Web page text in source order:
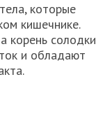
которые
кишечнике.
корень солодки
и обладают